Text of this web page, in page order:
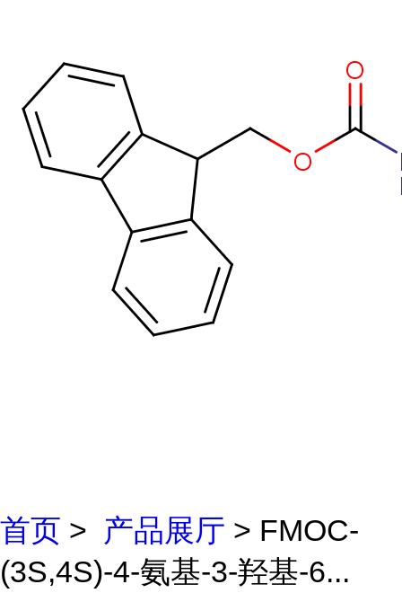
首页 > 产品展厅 > FMOC-
(3S,4S)-4-氨基-3-羟基-6...